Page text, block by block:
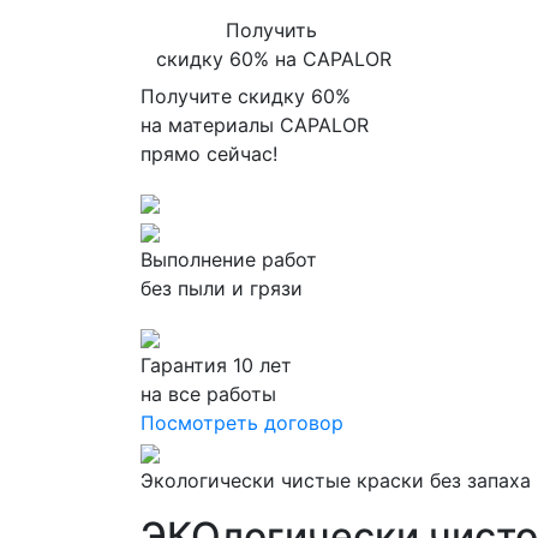
Получить
скидку 60% на CAPALOR
Получите скидку 60%
на материалы CAPALOR
прямо сейчас!
Выполнение работ
без пыли и грязи
Гарантия 10 лет
на все работы
Посмотреть договор
Экологически чистые краски без запаха